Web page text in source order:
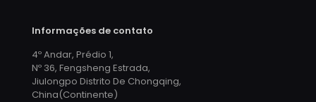
Informações de contato
4º Andar, Prédio 1,
Nº 36, Fengsheng Estrada,
Jiulongpo Distrito De Chongqing,
China(Continente)